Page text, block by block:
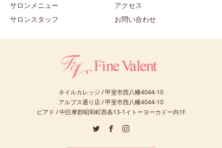
サロンメニュー
サロンスタッフ
アクセス
お問い合わせ
ネイルカレッジ / 甲斐市西八幡4044-10
アルプス通り店 / 甲斐市西八幡4044-10
ピアド / 中巨摩郡昭和町西条13-1イトーヨーカドー内1F